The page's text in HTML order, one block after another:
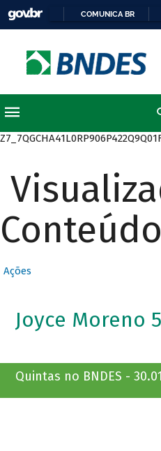
COMUNICA BR
Ações
Joyce Moreno
Quintas no BNDES -